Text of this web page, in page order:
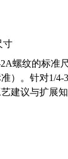
寸
螺纹的标准
）。针对1/
建议与扩展知